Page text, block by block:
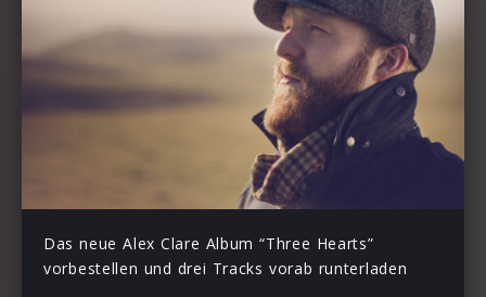
Das neue Alex Clare Album “Three Hearts”
vorbestellen und drei Tracks vorab runterladen